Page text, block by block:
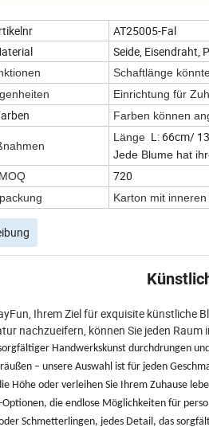
AT25005-Fal
Seide, Eisendraht,
Schaftlänge
Einrichtung für
Farben können
Länge L: 66cm/
Jede Blume hat
MOQ
720
Karton mit
Ihrem Ziel für exquisite künstliche
nachzueifern, können Sie jeden Raum
Handwerkskunst durchdrungen
– unsere Auswahl ist für jeden
Höhe oder verleihen Sie Ihrem Zuhause
Optionen, die endlose Möglichkeiten für
Schmetterlingen, jedes Detail, das